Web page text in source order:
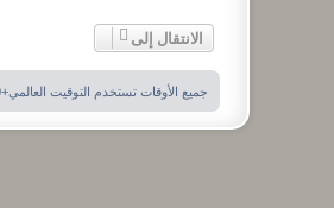
الانتقال إلى
جميع الأوقات تستخدم التوقيت العالمي+02:00